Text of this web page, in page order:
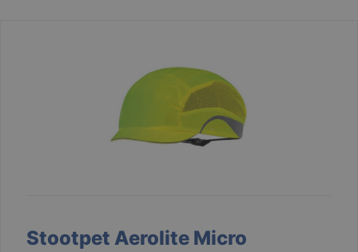
Stootpet Aerolite Micro